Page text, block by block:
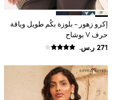
Shorts
Joggers
adidas
Nike
All Girls Schoolwear
Shoes
Trousers
Skirts
Shirts
إكرو زهور - بلوزة بكُم طويل وياقة
حرف V بوشاح